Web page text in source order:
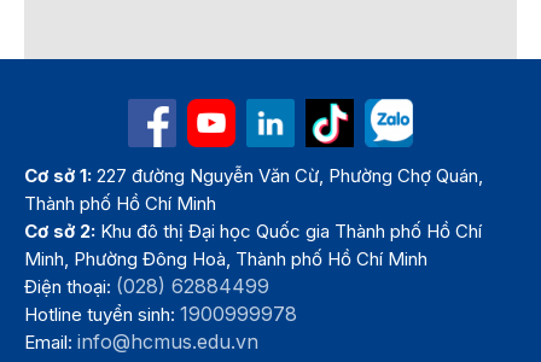
Cơ sở 1: 227 đường Nguyễn Văn Cừ, Phường Chợ Quán,
Thành phố Hồ Chí Minh
Cơ sở 2: Khu đô thị Đại học Quốc gia Thành phố Hồ Chí
Minh, Phường Đông Hoà, Thành phố Hồ Chí Minh
Điện thoại: (028) 62884499
Hotline tuyển sinh:1900999978
Email:info@hcmus.edu.vn